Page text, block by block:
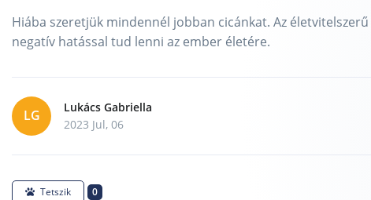
Hiába szeretjük mindennél jobban cicánkat. Az életvitelszerű
negatív hatással tud lenni az ember életére.
LG
Lukács Gabriella
2023 Jul, 06
Tetszik 0